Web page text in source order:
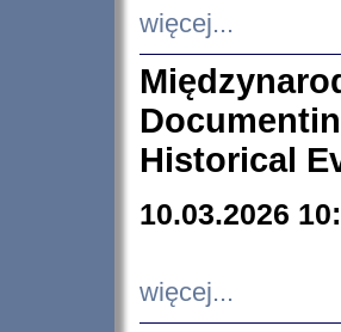
więcej...
Historical
10.03.2026
więcej...